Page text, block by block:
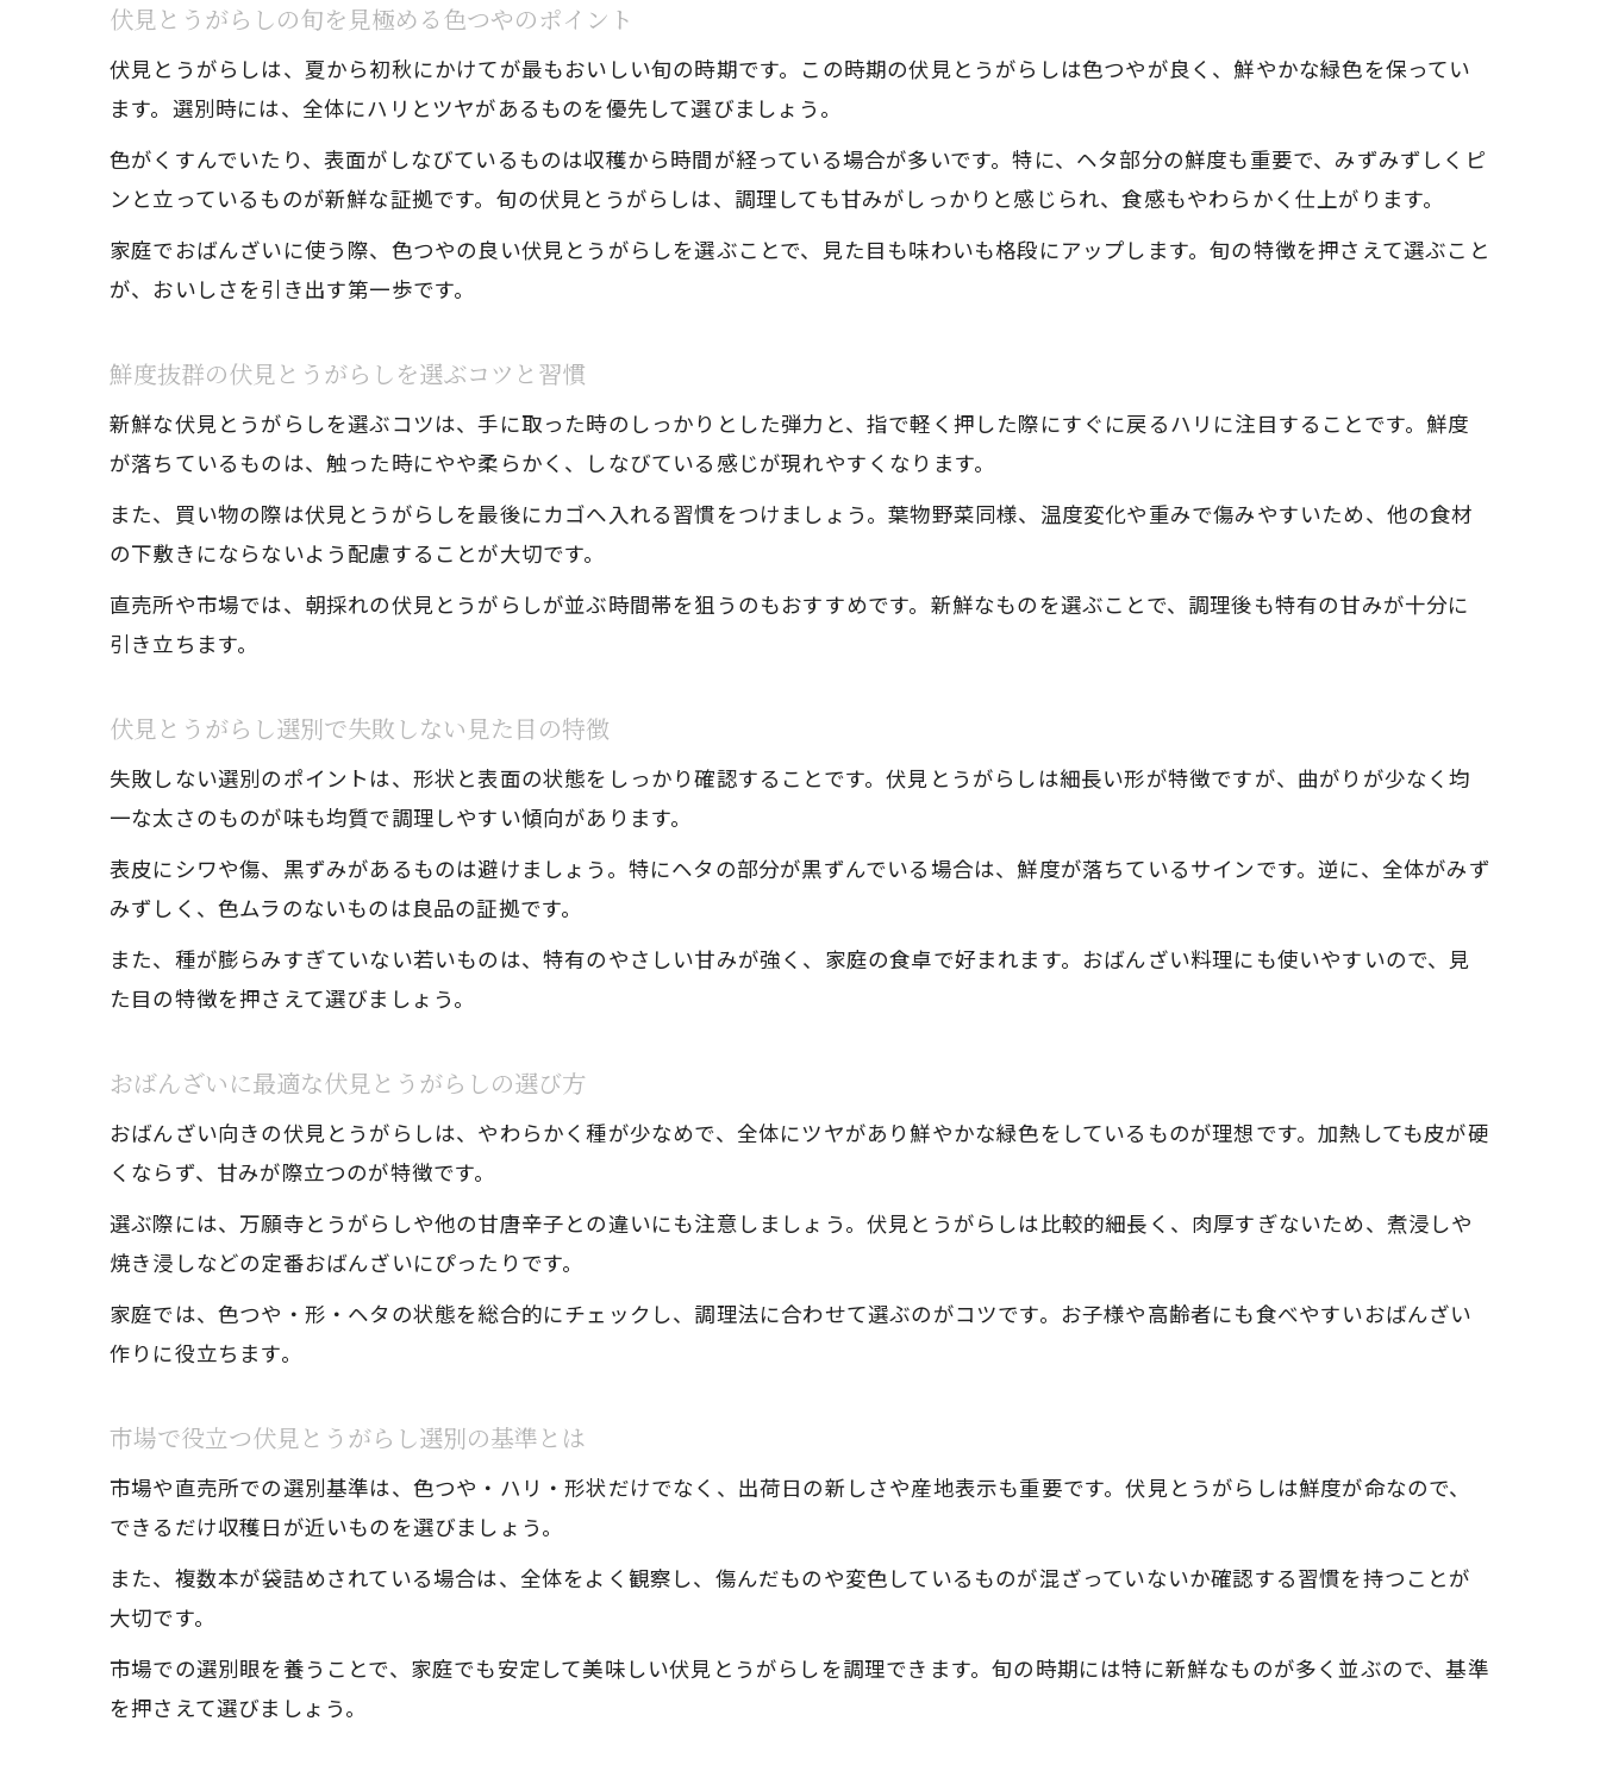
料理を格上げする伏見とうがらしの優しい風味
伏見とうがらしはどんな味？甘さの理由を解説
家族に人気の伏見とうがらしのやさしい味わい
万願寺唐辛子と異なる伏見とうがらしの魅力
美味しい伏見とうがらしを見分けるポイント
伏見とうがらしの美味しさは色つやと形で判別
新鮮な伏見とうがらし選びでおばんざいを格上げ
おばんざいで輝く伏見とうがらしの調理法
伏見とうがらしの甘みを活かすおばんざいレシピ
簡単調理で楽しむ伏見とうがらしの夏料理アイデア
伏見とうがらし選別から調理までのおいしさ追求
万願寺唐辛子との違いも押さえた味わい方
伏見とうがらしと万願寺唐辛子の味の違いを比較
両方楽しむ伏見とうがらしと万願寺唐辛子の活用法
選別のコツで分かる伏見とうがらしと万願寺唐辛子
家族で味比べ！伏見とうがらしの食べ方アイデア
旬の伏見とうがらしで手軽に栄養バランスアップ
夏野菜の王様・伏見とうがらしの健康パワー
伏見とうがらしの旬を見極める色つやのポイント
伏見とうがらしは、夏から初秋にかけてが最もおいしい旬の時期です。この時期の伏見とうがらしは色つやが良く、鮮やかな緑色を保ってい
ます。選別時には、全体にハリとツヤがあるものを優先して選びましょう。
色がくすんでいたり、表面がしなびているものは収穫から時間が経っている場合が多いです。特に、ヘタ部分の鮮度も重要で、みずみずしくピ
ンと立っているものが新鮮な証拠です。旬の伏見とうがらしは、調理しても甘みがしっかりと感じられ、食感もやわらかく仕上がります。
家庭でおばんざいに使う際、色つやの良い伏見とうがらしを選ぶことで、見た目も味わいも格段にアップします。旬の特徴を押さえて選ぶこと
が、おいしさを引き出す第一歩です。
鮮度抜群の伏見とうがらしを選ぶコツと習慣
新鮮な伏見とうがらしを選ぶコツは、手に取った時のしっかりとした弾力と、指で軽く押した際にすぐに戻るハリに注目することです。鮮度
が落ちているものは、触った時にやや柔らかく、しなびている感じが現れやすくなります。
また、買い物の際は伏見とうがらしを最後にカゴへ入れる習慣をつけましょう。葉物野菜同様、温度変化や重みで傷みやすいため、他の食材
の下敷きにならないよう配慮することが大切です。
直売所や市場では、朝採れの伏見とうがらしが並ぶ時間帯を狙うのもおすすめです。新鮮なものを選ぶことで、調理後も特有の甘みが十分に
引き立ちます。
伏見とうがらし選別で失敗しない見た目の特徴
失敗しない選別のポイントは、形状と表面の状態をしっかり確認することです。伏見とうがらしは細長い形が特徴ですが、曲がりが少なく均
一な太さのものが味も均質で調理しやすい傾向があります。
表皮にシワや傷、黒ずみがあるものは避けましょう。特にヘタの部分が黒ずんでいる場合は、鮮度が落ちているサインです。逆に、全体がみず
みずしく、色ムラのないものは良品の証拠です。
また、種が膨らみすぎていない若いものは、特有のやさしい甘みが強く、家庭の食卓で好まれます。おばんざい料理にも使いやすいので、見
た目の特徴を押さえて選びましょう。
おばんざいに最適な伏見とうがらしの選び方
おばんざい向きの伏見とうがらしは、やわらかく種が少なめで、全体にツヤがあり鮮やかな緑色をしているものが理想です。加熱しても皮が硬
くならず、甘みが際立つのが特徴です。
選ぶ際には、万願寺とうがらしや他の甘唐辛子との違いにも注意しましょう。伏見とうがらしは比較的細長く、肉厚すぎないため、煮浸しや
焼き浸しなどの定番おばんざいにぴったりです。
家庭では、色つや・形・ヘタの状態を総合的にチェックし、調理法に合わせて選ぶのがコツです。お子様や高齢者にも食べやすいおばんざい
作りに役立ちます。
市場で役立つ伏見とうがらし選別の基準とは
市場や直売所での選別基準は、色つや・ハリ・形状だけでなく、出荷日の新しさや産地表示も重要です。伏見とうがらしは鮮度が命なので、
できるだけ収穫日が近いものを選びましょう。
また、複数本が袋詰めされている場合は、全体をよく観察し、傷んだものや変色しているものが混ざっていないか確認する習慣を持つことが
大切です。
市場での選別眼を養うことで、家庭でも安定して美味しい伏見とうがらしを調理できます。旬の時期には特に新鮮なものが多く並ぶので、基準
を押さえて選びましょう。